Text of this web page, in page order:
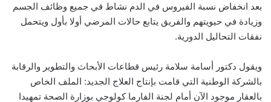
بعد انخفاض نسبة الفيروس في الدم نشاط في جميع وظائف الجسم
وزيادة في حيويتهم والفريق يتابع حالات المرضي أولا بأول ويتحمل
نفقات التحاليل الدورية.
ويقول دكتور أسامة سلامة رئيس قطاعات الأبحاث والتطوير والرقابة
بالشركة الوطنية التي قامت بإنتاج العلاج الجديد: الملف الخاص
بالعقار موجود الآن أمام لجنة الفارما كولوجي بوزارة الصحة تمهيدا